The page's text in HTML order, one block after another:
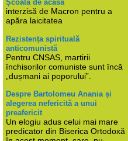
Școala de acasă
interzisă de Macron pentru a
apăra laicitatea
Rezistența spirituală
anticomunistă
Pentru CNSAS, martirii
închisorilor comuniste sunt încă
„dușmani ai poporului”.
Despre Bartolomeu Anania și
alegerea nefericită a unui
preafericit
Un elogiu adus celui mai mare
predicator din Biserica Ortodoxă